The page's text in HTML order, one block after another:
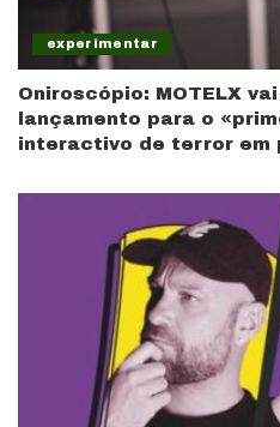
experimentar
Oniroscópio: MOTELX
lançamento para o
interactivo de terror em